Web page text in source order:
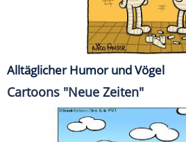
Alltäglicher Humor und Vögel
Cartoons "Neue Zeiten"